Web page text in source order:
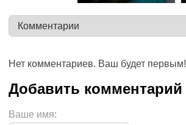
Нет комментариев. Ваш будет первым!
Ваше имя: